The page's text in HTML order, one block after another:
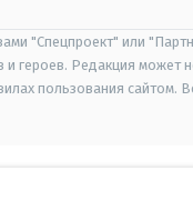
"Спецпроект" или
героев. Редакция может
пользования